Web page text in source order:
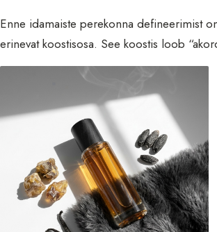
Enne idamaiste perekonna defineerimist
erinevat koostisosa. See koostis loob